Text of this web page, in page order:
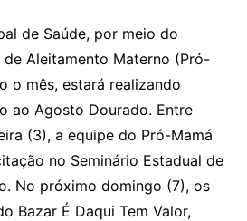
de Saúde, por meio do
de Aleitamento Materno (Pró-
o mês, estará realizando
ao Agosto Dourado. Entre
(3), a equipe do Pró-Mamá
no Seminário Estadual de
No próximo domingo (7), os
Bazar É Daqui Tem Valor,